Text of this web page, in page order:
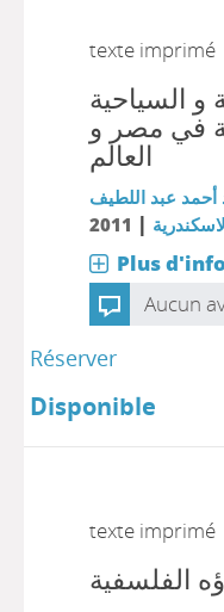
texte imprimé
و السياحية
في مصر و
العالم
عبد اللطيف
|
2011
Plus
Aucun
Réserver
Disponible
texte imprimé
الفلسفية